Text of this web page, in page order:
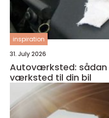
inspiration
31. July 2026
Autoværksted:
værksted til din bil